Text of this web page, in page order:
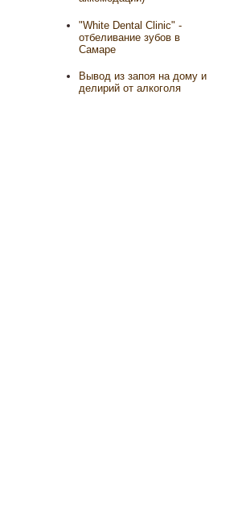
"White Dental Clinic" -
отбеливание зубов в
Самаре
Вывод из запоя на дому и
делирий от алкоголя